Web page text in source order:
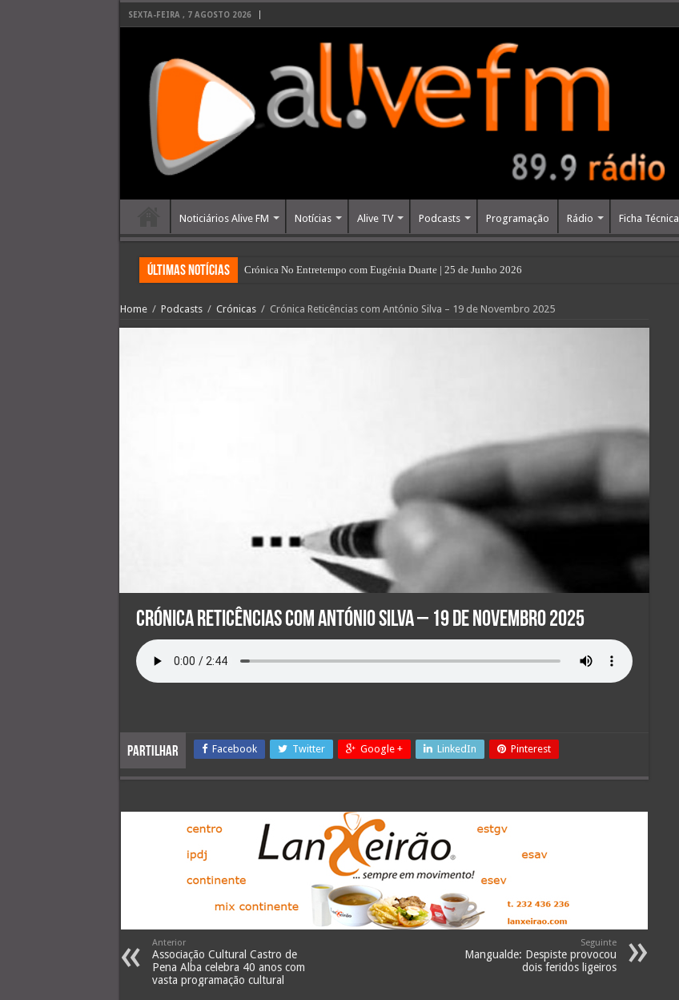
SEXTA-FEIRA , 7 AGOSTO 2026
Noticiários Alive FM Notícias Alive TV Podcasts Programação Rádio Ficha Técnica
últimas Notícias Crónica No Entretempo com Eugénia Duarte | 25 de Junho 2026
Home / Podcasts / Crónicas / Crónica Reticências com António Silva – 19 de Novembro 2025
Crónica Reticências com António Silva – 19 de Novembro 2025
Partilhar Facebook Twitter Google + LinkedIn Pinterest
Anterior
Associação Cultural Castro de
Pena Alba celebra 40 anos com
vasta programação cultural
Seguinte
Mangualde: Despiste provocou
dois feridos ligeiros